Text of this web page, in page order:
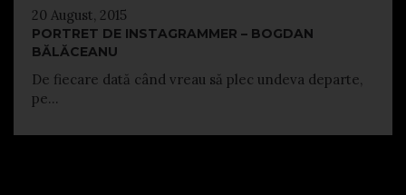
20 August, 2015
PORTRET DE INSTAGRAMMER – BOGDAN
BĂLĂCEANU
De fiecare dată când vreau să plec undeva departe,
pe...